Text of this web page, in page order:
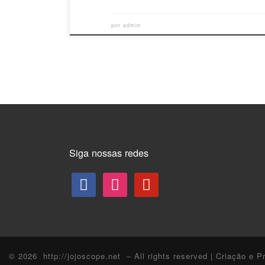
poradmin
Siga nossas redes
© 2026 http://jojoscope.net – All rights reserved | Criação e